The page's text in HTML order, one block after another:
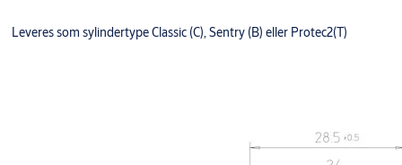
Leveres som sylindertype Classic (C), Sentry (B) eller Protec2(T)